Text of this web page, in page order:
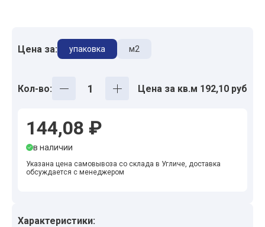
Цена за: упаковка м2
Кол-во: Цена за кв.м 192,10 руб
144,08 ₽
в наличии
Указана цена самовывоза со склада в Угличе, доставка
обсуждается с менеджером
Характеристики: